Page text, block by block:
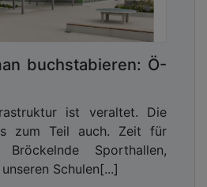
buchstabieren: Ö-
ist veraltet. Die
zum Teil auch. Zeit für
Sporthallen,
Schulen[...]